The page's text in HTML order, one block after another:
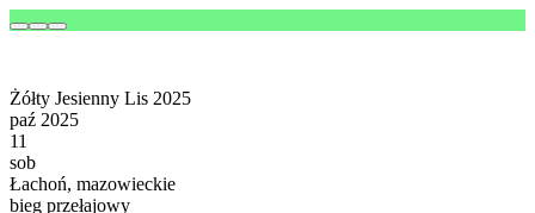
Żółty Jesienny Lis 2025
paź 2025
11
sob
Łachoń, mazowieckie
bieg przełajowy